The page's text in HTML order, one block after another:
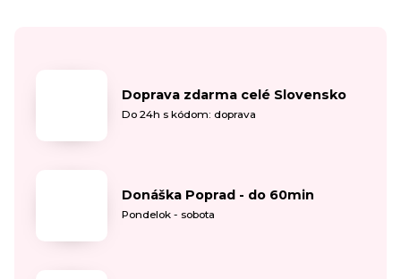
Doprava zdarma celé Slovensko
Do 24h s kódom: doprava
Donáška Poprad - do 60min
Pondelok - sobota